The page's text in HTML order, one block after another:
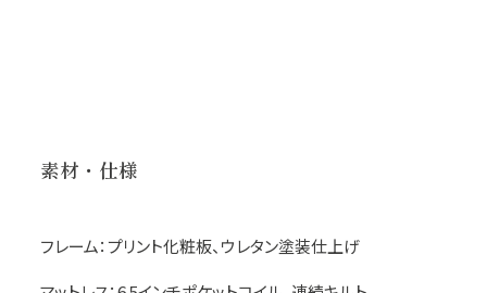
素材・仕様
フレーム：プリント化粧板、ウレタン塗装仕上げ